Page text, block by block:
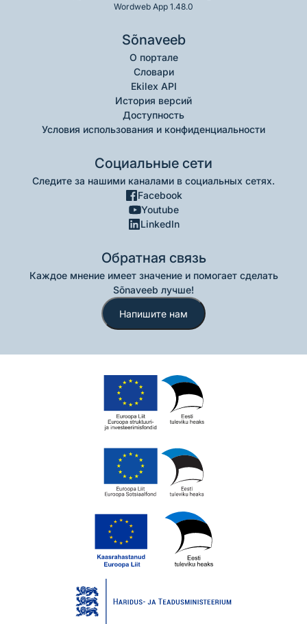
Wordweb App 1.48.0
Sõnaveeb
О портале
Словари
Ekilex API
История версий
Доступность
Условия использования и конфиденциальности
Социальные сети
Следите за нашими каналами в социальных сетях.
Facebook
Youtube
LinkedIn
Обратная связь
Каждое мнение имеет значение и помогает сделать
Sõnaveeb лучше!
Напишите нам